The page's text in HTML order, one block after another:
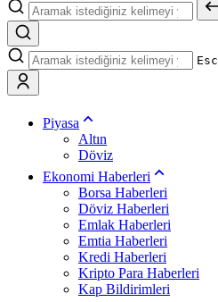
Esc
Piyasa
Altın
Döviz
Ekonomi Haberleri
Borsa Haberleri
Döviz Haberleri
Emlak Haberleri
Emtia Haberleri
Kredi Haberleri
Kripto Para Haberleri
Kap Bildirimleri